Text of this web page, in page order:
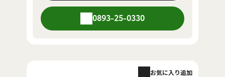
0893-25-0330
お気に入り追加